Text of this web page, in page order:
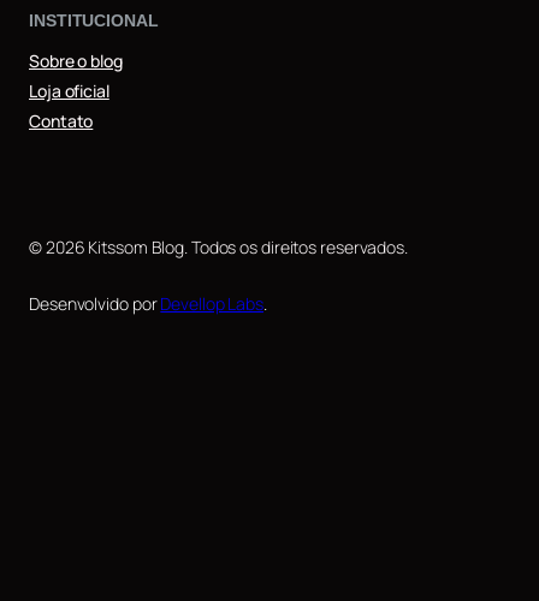
INSTITUCIONAL
Sobre o blog
Loja oficial
Contato
© 2026 Kitssom Blog. Todos os direitos reservados.
Desenvolvido porDevellop Labs